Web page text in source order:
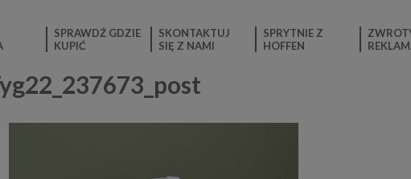
SPRAWDŹ GDZIE
KUPIĆ
SKONTAKTUJ
SIĘ Z NAMI
SPRYTNIE Z
HOFFEN